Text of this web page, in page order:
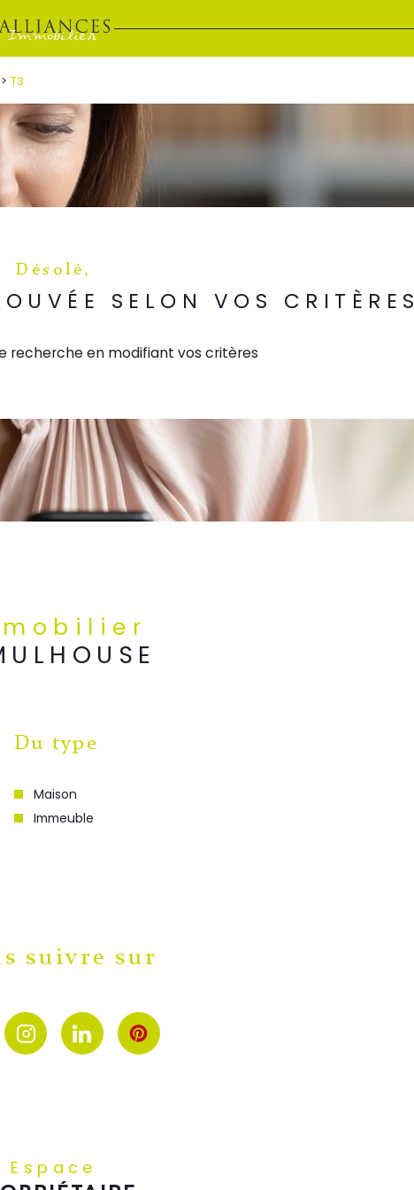
T3
Désolé,
SELON VOS CRITÈRES
recherche en modifiant vos critères
Du type
Maison
Immeuble
suivre sur
Espace